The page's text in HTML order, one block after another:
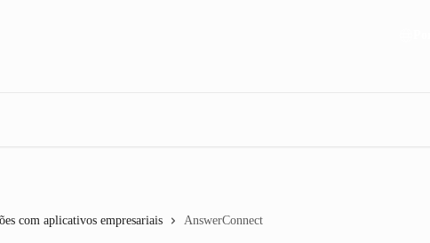
com aplicativos empresariais AnswerConnect